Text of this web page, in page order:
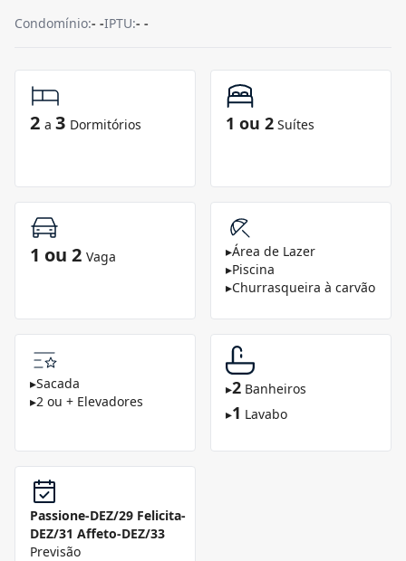
Condomínio:- -IPTU:- -
2 a 3 Dormitórios 1 ou 2 Suítes
1 ou 2 Vaga ▸Área de Lazer
▸Piscina
▸Churrasqueira à carvão
▸Sacada
▸2 ou + Elevadores
▸2 Banheiros
▸1 Lavabo
Passione-DEZ/29 Felicita-
DEZ/31 Affeto-DEZ/33
Previsão